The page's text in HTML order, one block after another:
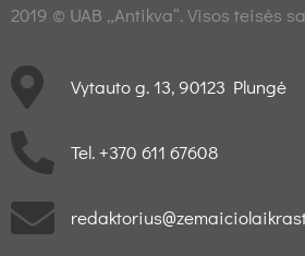
2019 © UAB „Antikva“. Visos teisės
Vytauto g. 13, 90123 Plungė
Tel. +370 611 67608